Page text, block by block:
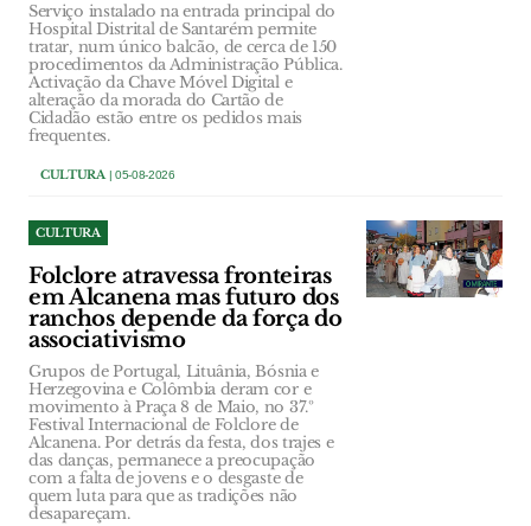
Serviço instalado na entrada principal do
Hospital Distrital de Santarém permite
tratar, num único balcão, de cerca de 150
procedimentos da Administração Pública.
Activação da Chave Móvel Digital e
alteração da morada do Cartão de
Cidadão estão entre os pedidos mais
frequentes.
CULTURA| 05-08-2026
CULTURA
Folclore atravessa fronteiras
em Alcanena mas futuro dos
ranchos depende da força do
associativismo
Grupos de Portugal, Lituânia, Bósnia e
Herzegovina e Colômbia deram cor e
movimento à Praça 8 de Maio, no 37.º
Festival Internacional de Folclore de
Alcanena. Por detrás da festa, dos trajes e
das danças, permanece a preocupação
com a falta de jovens e o desgaste de
quem luta para que as tradições não
desapareçam.